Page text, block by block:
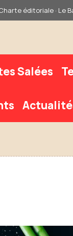
éditoriale · Le
Salées